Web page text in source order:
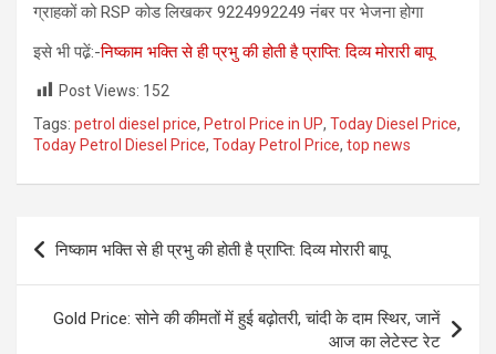
ग्राहकों को RSP कोड लिखकर 9224992249 नंबर पर भेजना होगा
इसे भी पढे़ं:-निष्काम भक्ति से ही प्रभु की होती है प्राप्ति: दिव्य मोरारी बापू
Post Views: 152
Tags: petrol diesel price, Petrol Price in UP, Today Diesel Price,
Today Petrol Diesel Price, Today Petrol Price, top news
Post
navigation
निष्काम भक्ति से ही प्रभु की होती है प्राप्ति: दिव्य मोरारी बापू
Gold Price: सोने की कीमतों में हुई बढ़ोतरी, चांदी के दाम स्थिर, जानें
आज का लेटेस्ट रेट